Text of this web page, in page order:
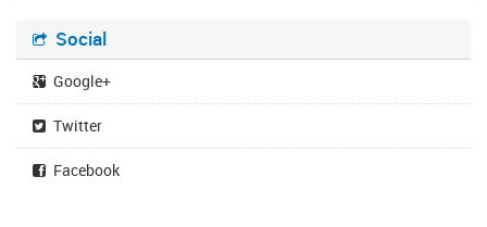
Social
Google+
Twitter
Facebook